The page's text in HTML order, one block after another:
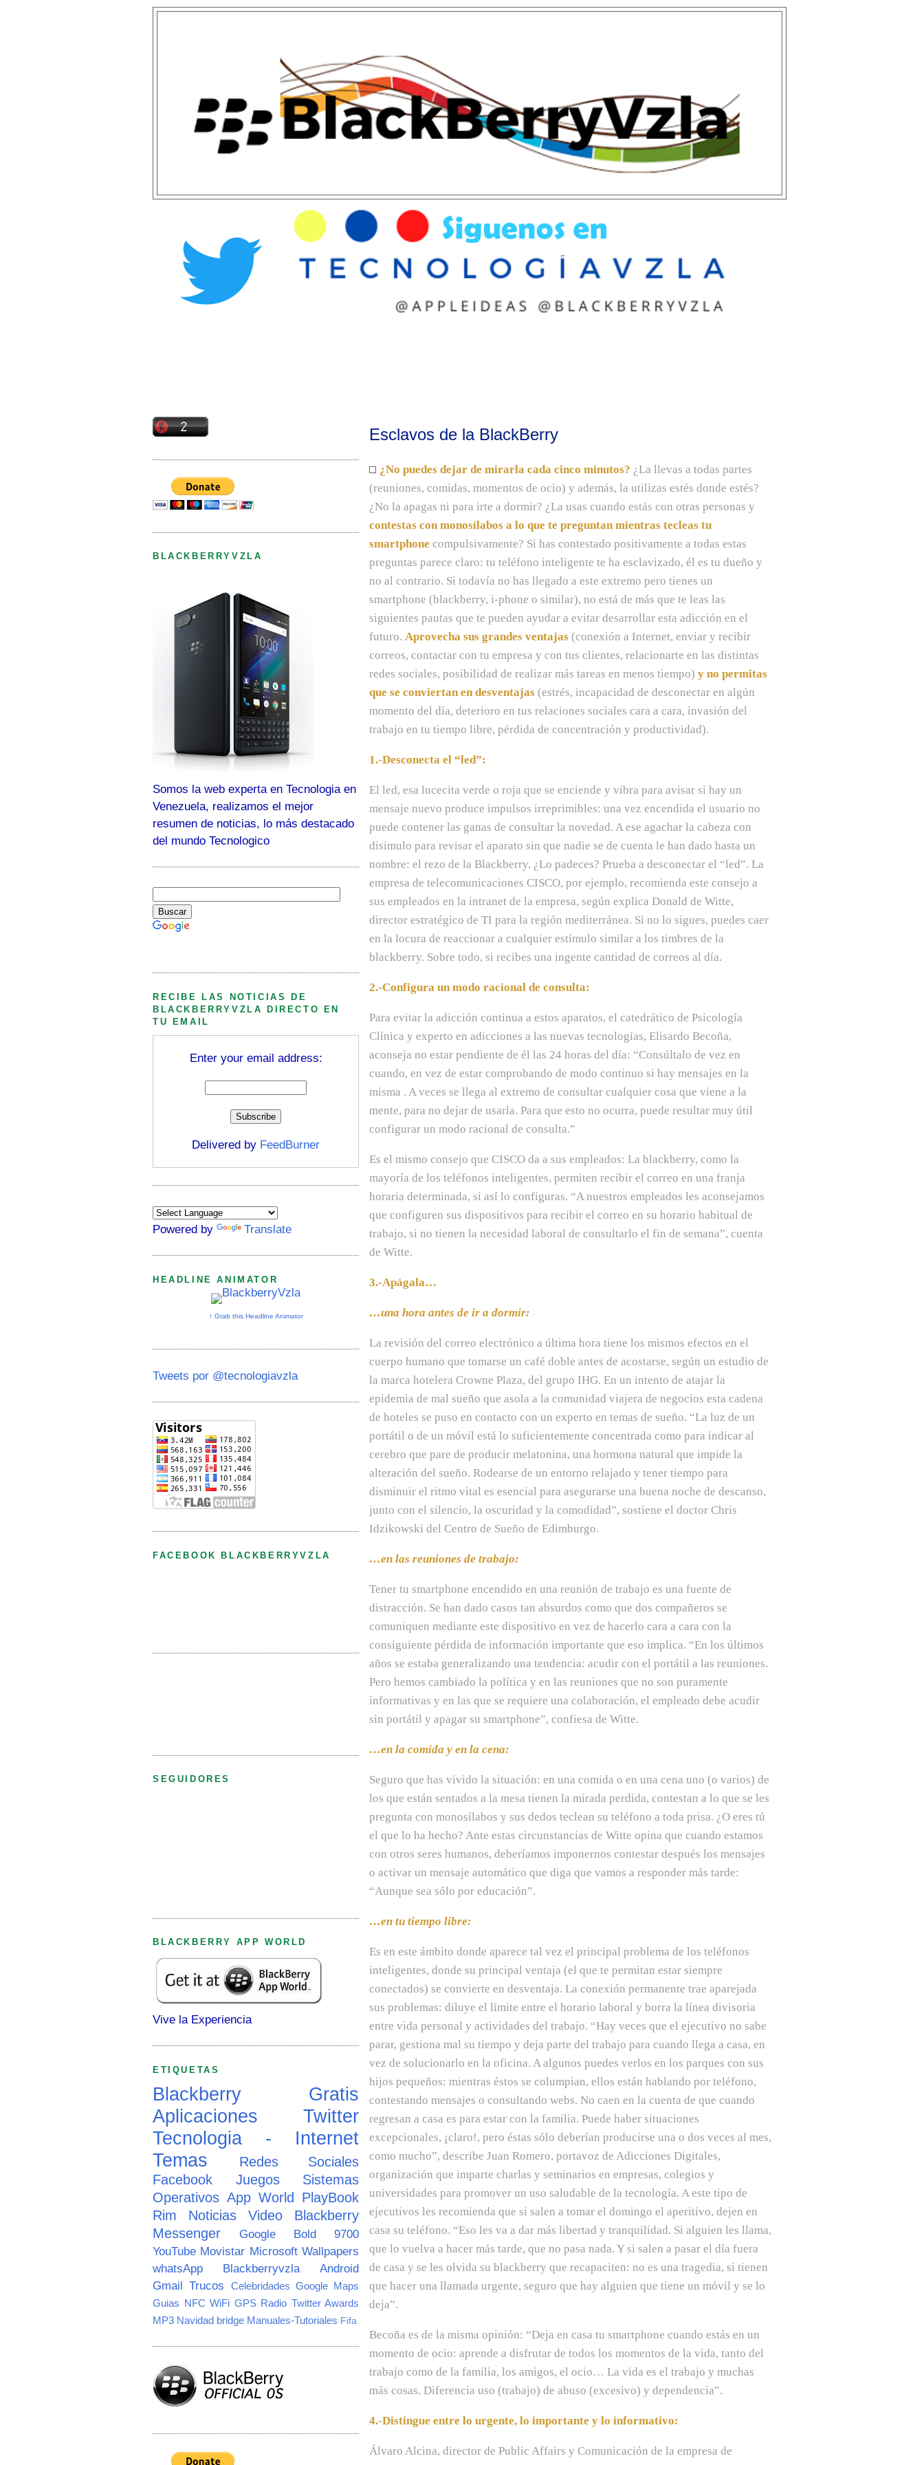
Esclavos de la BlackBerry
¿No puedes dejar de mirarla cada cinco minutos? ¿La llevas a todas partes
(reuniones, comidas, momentos de ocio) y además, la utilizas estés donde estés?
¿No la apagas ni para irte a dormir? ¿La usas cuando estás con otras personas y
contestas con monosílabos a lo que te preguntan mientras tecleas tu
smartphone compulsivamente? Si has contestado positivamente a todas estas
preguntas parece claro: tu teléfono inteligente te ha esclavizado, él es tu dueño y
no al contrario. Si todavía no has llegado a este extremo pero tienes un
smartphone (blackberry, i-phone o similar), no está de más que te leas las
siguientes pautas que te pueden ayudar a evitar desarrollar esta adicción en el
futuro. Aprovecha sus grandes ventajas (conexión a Internet, enviar y recibir
correos, contactar con tu empresa y con tus clientes, relacionarte en las distintas
redes sociales, posibilidad de realizar más tareas en menos tiempo) y no permitas
que se conviertan en desventajas (estrés, incapacidad de desconectar en algún
momento del día, deterioro en tus relaciones sociales cara a cara, invasión del
trabajo en tu tiempo libre, pérdida de concentración y productividad).
1.-Desconecta el “led”:
El led, esa lucecita verde o roja que se enciende y vibra para avisar si hay un
mensaje nuevo produce impulsos irreprimibles: una vez encendida el usuario no
puede contener las ganas de consultar la novedad. A ese agachar la cabeza con
disimulo para revisar el aparato sin que nadie se de cuenta le han dado hasta un
nombre: el rezo de la Blackberry. ¿Lo padeces? Prueba a desconectar el “led”. La
empresa de telecomunicaciones CISCO, por ejemplo, recomienda este consejo a
sus empleados en la intranet de la empresa, según explica Donald de Witte,
director estratégico de TI para la región mediterránea. Si no lo sigues, puedes caer
en la locura de reaccionar a cualquier estímulo similar a los timbres de la
blackberry. Sobre todo, si recibes una ingente cantidad de correos al día.
2.-Configura un modo racional de consulta:
Para evitar la adicción continua a estos aparatos, el catedrático de Psicología
Clínica y experto en adicciones a las nuevas tecnologías, Elisardo Becoña,
aconseja no estar pendiente de él las 24 horas del día: “Consúltalo de vez en
cuando, en vez de estar comprobando de modo continuo si hay mensajes en la
misma . A veces se llega al extremo de consultar cualquier cosa que viene a la
mente, para no dejar de usarla. Para que esto no ocurra, puede resultar muy útil
configurar un modo racional de consulta.”
Es el mismo consejo que CISCO da a sus empleados: La blackberry, como la
mayoría de los teléfonos inteligentes, permiten recibir el correo en una franja
horaria determinada, si así lo configuras. “A nuestros empleados les aconsejamos
que configuren sus dispositivos para recibir el correo en su horario habitual de
trabajo, si no tienen la necesidad laboral de consultarlo el fin de semana”, cuenta
de Witte.
3.-Apágala…
…una hora antes de ir a dormir:
La revisión del correo electrónico a última hora tiene los mismos efectos en el
cuerpo humano que tomarse un café doble antes de acostarse, según un estudio de
la marca hotelera Crowne Plaza, del grupo IHG. En un intento de atajar la
epidemia de mal sueño que asola a la comunidad viajera de negocios esta cadena
de hoteles se puso en contacto con un experto en temas de sueño. “La luz de un
portátil o de un móvil está lo suficientemente concentrada como para indicar al
cerebro que pare de producir melatonina, una hormona natural que impide la
alteración del sueño. Rodearse de un entorno relajado y tener tiempo para
disminuir el ritmo vital es esencial para asegurarse una buena noche de descanso,
junto con el silencio, la oscuridad y la comodidad”, sostiene el doctor Chris
Idzikowski del Centro de Sueño de Edimburgo.
…en las reuniones de trabajo:
Tener tu smartphone encendido en una reunión de trabajo es una fuente de
distracción. Se han dado casos tan absurdos como que dos compañeros se
comuniquen mediante este dispositivo en vez de hacerlo cara a cara con la
consiguiente pérdida de información importante que eso implica. “En los últimos
años se estaba generalizando una tendencia: acudir con el portátil a las reuniones.
Pero hemos cambiado la política y en las reuniones que no son puramente
informativas y en las que se requiere una colaboración, el empleado debe acudir
sin portátil y apagar su smartphone”, confiesa de Witte.
…en la comida y en la cena:
Seguro que has vivido la situación: en una comida o en una cena uno (o varios) de
los que están sentados a la mesa tienen la mirada perdida, contestan a lo que se les
pregunta con monosílabos y sus dedos teclean su teléfono a toda prisa. ¿O eres tú
el que lo ha hecho? Ante estas circunstancias de Witte opina que cuando estamos
con otros seres humanos, deberíamos imponernos contestar después los mensajes
o activar un mensaje automático que diga que vamos a responder más tarde:
“Aunque sea sólo por educación”.
…en tu tiempo libre:
Es en este ámbito donde aparece tal vez el principal problema de los teléfonos
inteligentes, donde su principal ventaja (el que te permitan estar siempre
conectados) se convierte en desventaja. La conexión permanente trae aparejada
sus problemas: diluye el límite entre el horario laboral y borra la línea divisoria
entre vida personal y actividades del trabajo. “Hay veces que el ejecutivo no sabe
parar, gestiona mal su tiempo y deja parte del trabajo para cuando llega a casa, en
vez de solucionarlo en la oficina. A algunos puedes verlos en los parques con sus
hijos pequeños: mientras éstos se columpian, ellos están hablando por teléfono,
contestando mensajes o consultando webs. No caen en la cuenta de que cuando
regresan a casa es para estar con la familia. Puede haber situaciones
excepcionales, ¡claro!, pero éstas sólo deberían producirse una o dos veces al mes,
como mucho”, describe Juan Romero, portavoz de Adicciones Digitales,
organización que imparte charlas y seminarios en empresas, colegios y
universidades para promover un uso saludable de la tecnología. A este tipo de
ejecutivos les recomienda que si salen a tomar el domingo el aperitivo, dejen en
casa su teléfono. “Eso les va a dar más libertad y tranquilidad. Si alguien les llama,
que lo vuelva a hacer más tarde, que no pasa nada. Y si salen a pasar el día fuera
de casa y se les olvida su blackberry que recapaciten: no es una tragedia, si tienen
que hacer una llamada urgente, seguro que hay alguien que tiene un móvil y se lo
deja”.
Becoña es de la misma opinión: “Deja en casa tu smartphone cuando estás en un
momento de ocio: aprende a disfrutar de todos los momentos de la vida, tanto del
trabajo como de la familia, los amigos, el ocio… La vida es el trabajo y muchas
más cosas. Diferencia uso (trabajo) de abuso (excesivo) y dependencia”.
4.-Distingue entre lo urgente, lo importante y lo informativo:
Álvaro Alcina, director de Public Affairs y Comunicación de la empresa de
BLACKBERRYVZLA
Somos la web experta en Tecnologia en
Venezuela, realizamos el mejor
resumen de noticias, lo más destacado
del mundo Tecnologico
RECIBE LAS NOTICIAS DE
BLACKBERRYVZLA DIRECTO EN
TU EMAIL
Enter your email address:
Delivered by FeedBurner
Powered by Translate
HEADLINE ANIMATOR
↑ Grab this Headline Animator
Tweets por @tecnologiavzla
FACEBOOK BLACKBERRYVZLA
SEGUIDORES
BLACKBERRY APP WORLD
Vive la Experiencia
ETIQUETAS
Blackberry
Gratis
Aplicaciones
Twitter
Tecnologia - Internet
Temas
Redes Sociales
Facebook
Juegos
Sistemas
Operativos App World PlayBook
Rim
Noticias Video
Blackberry
Messenger
Google
Bold 9700
YouTube Movistar Microsoft Wallpapers
whatsApp
Blackberryvzla
Android
Gmail Trucos Celebridades Google Maps
Guias NFC WiFi GPS Radio Twitter Awards
MP3 Navidad bridge Manuales-Tutoriales Fifa